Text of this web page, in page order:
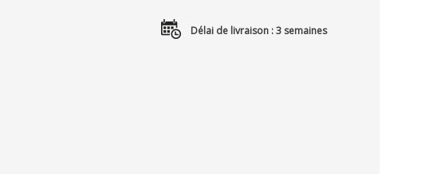
Délai de livraison : 3 semaines